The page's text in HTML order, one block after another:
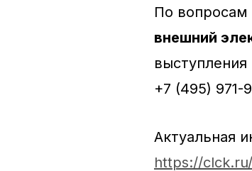
По вопросам
внешний
+7 (495) 971-
Актуальная
https://